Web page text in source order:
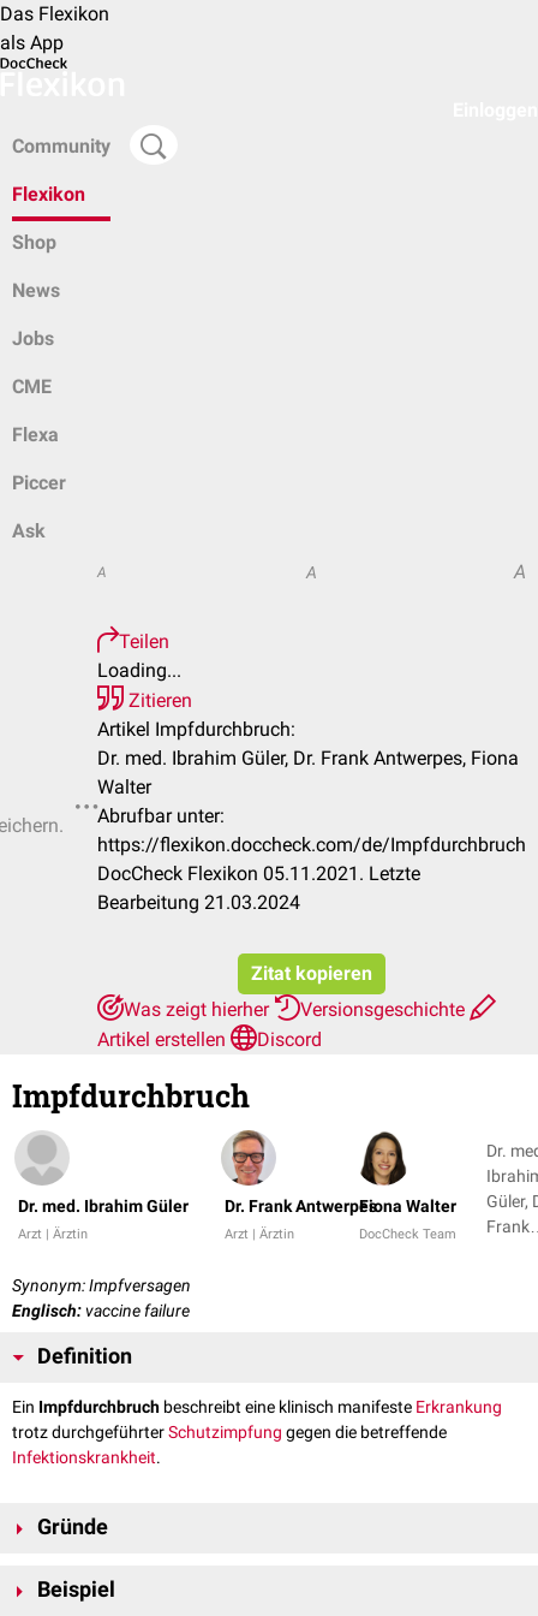
Das Flexikon
als App
Community
Flexikon
Shop
News
Jobs
CME
Flexa
Piccer
Ask
A A A
Teilen
Loading...
Zitieren
Artikel Impfdurchbruch:
Dr. med. Ibrahim Güler, Dr. Frank Antwerpes, Fiona
Walter
Abrufbar unter:
https://flexikon.doccheck.com/de/Impfdurchbruch
DocCheck Flexikon 05.11.2021. Letzte
Bearbeitung 21.03.2024
Zitat kopieren
Was zeigt hierher
Versionsgeschichte
Artikel erstellen
Discord
Impfdurchbruch
Dr. med. Ibrahim Güler
Arzt | Ärztin
Dr. Frank Antwerpes
Arzt | Ärztin
Fiona Walter
DocCheck Team
Dr.
Güler,
Frank
Synonym: Impfversagen
Englisch: vaccine failure
Definition
Ein Impfdurchbruch beschreibt eine klinisch manifeste Erkrankung
trotz durchgeführterSchutzimpfung gegen die betreffende
Infektionskrankheit.
Gründe
Impfung, denErreger
Beispiel